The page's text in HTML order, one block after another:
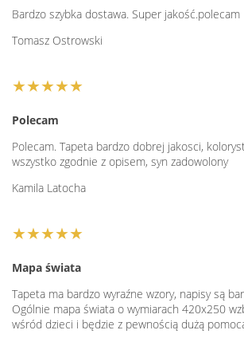
Bardzo szybka dostawa. Super jakość.polecam
Tomasz Ostrowski
★★★★★
Polecam
Polecam. Tapeta bardzo dobrej jakosci,
wszystko zgodnie z opisem, syn zadowolony
Kamila Latocha
★★★★★
Mapa świata
Tapeta ma bardzo wyraźne wzory, napisy są
Ogólnie mapa świata o wymiarach 420x250
wśród dzieci i będzie z pewnością dużą